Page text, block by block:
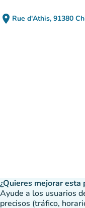
place Rue d'Athis, 91380
¿Quieres mejorar esta
Ayude a los usuarios
precisos (tráfico,